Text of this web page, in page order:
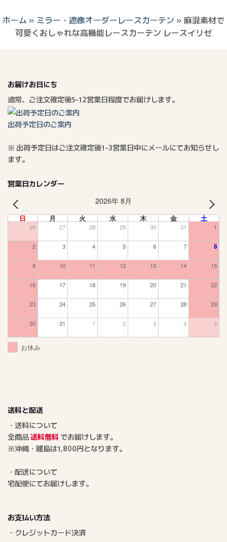
ホーム » ミラー・遮像オーダーレースカーテン » 麻混素材で
可愛くおしゃれな高機能レースカーテン レースイリゼ
お届けお日にち
通常、ご注文確定後5-12営業日程度でお届けします。
出荷予定日のご案内
※ 出荷予定日はご注文確定後1-3営業日中にメールにてお知らせし
ます。
営業日カレンダー
2026年 8月
日 月 火 水 木 金 土
26 27 28 29 30 31 1
2 3 4 5 6 7 8
9 10 11 12 13 14 15
16 17 18 19 20 21 22
23 24 25 26 27 28 29
30 31 1 2 3 4 5
お休み
送料と配送
・送料について
全商品送料無料でお届けします。
※沖縄・離島は1,800円となります。
・配送について
宅配便にてお届けします。
お支払い方法
・クレジットカード決済